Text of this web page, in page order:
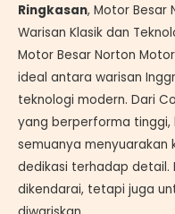
Ringkasan, Motor Besar
Warisan Klasik dan
Motor Besar Norton
ideal antara warisan
teknologi modern. Dari
yang berperforma tinggi,
semuanya menyuarakan
dedikasi terhadap detail.
dikendarai, tetapi juga